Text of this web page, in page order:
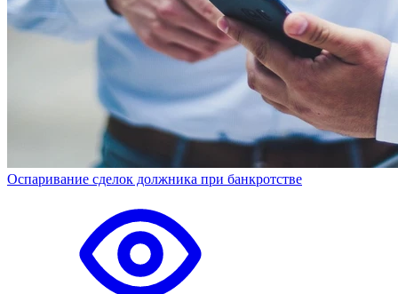
Оспаривание сделок должника при банкротстве